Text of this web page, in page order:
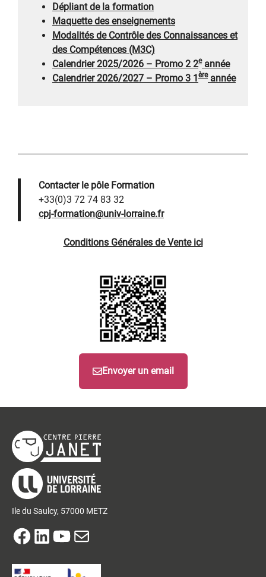
Dépliant de la formation
Maquette des enseignements
Modalités de Contrôle des Connaissances et
des Compétences (M3C)
Calendrier 2025/2026 – Promo 2 2eannée
Calendrier 2026/2027 – Promo 3 1èreannée
Contacter le pôle Formation
+33(0)3 72 74 83 32
cpj-formation@univ-lorraine.fr
Conditions Générales de Vente ici
Envoyer un email
Ile du Saulcy, 57000 METZ
Facebook
LinkedIn
YouTube
E-mail